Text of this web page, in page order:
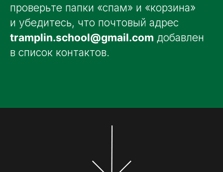
проверьте папки «спам» и «корзина»
и убедитесь, что почтовый адрес
tramplin.school@gmail.com добавлен
в список контактов.